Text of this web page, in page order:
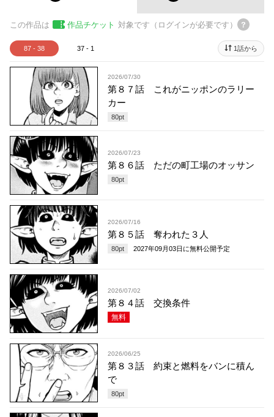
この作品は 作品チケット 対象です（ログインが必要です）
87 - 38 37 - 1 1話から
2026/07/30
第８７話 これがニッポンのラリー
カー
80pt
2026/07/23
第８６話 ただの町工場のオッサン
80pt
2026/07/16
第８５話 奪われた３人
80pt 2027年09月03日 に無料公開予定
2026/07/02
第８４話 交換条件
無料
2026/06/25
第８３話 約束と燃料をバンに積ん
で
80pt